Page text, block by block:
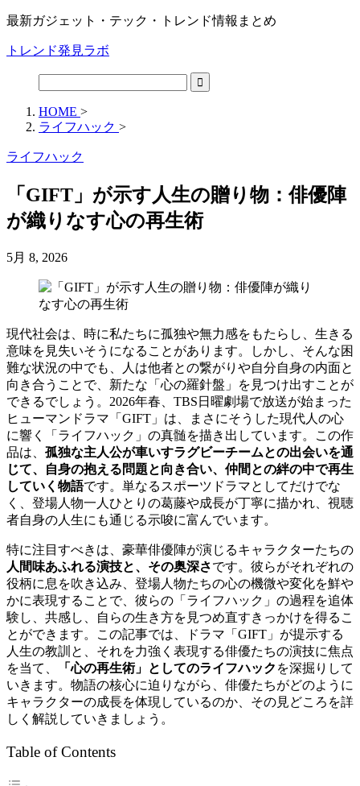
最新ガジェット・テック・トレンド情報まとめ
トレンド発見ラボ
HOME >
ライフハック >
ライフハック
「GIFT」が示す人生の贈り物：俳優陣
が織りなす心の再生術
5月 8, 2026
現代社会は、時に私たちに孤独や無力感をもたらし、生きる
意味を見失いそうになることがあります。しかし、そんな困
難な状況の中でも、人は他者との繋がりや自分自身の内面と
向き合うことで、新たな「心の羅針盤」を見つけ出すことが
できるでしょう。2026年春、TBS日曜劇場で放送が始まった
ヒューマンドラマ「GIFT」は、まさにそうした現代人の心
に響く「ライフハック」の真髄を描き出しています。この作
品は、 孤独な主人公が車いすラグビーチームとの出会いを通
じて、自身の抱える問題と向き合い、仲間との絆の中で再生
していく物語です。単なるスポーツドラマとしてだけでな
く、登場人物一人ひとりの葛藤や成長が丁寧に描かれ、視聴
者自身の人生にも通じる示唆に富んでいます。
特に注目すべきは、豪華俳優陣が演じるキャラクターたちの
人間味あふれる演技と、その奥深さです。彼らがそれぞれの
役柄に息を吹き込み、登場人物たちの心の機微や変化を鮮や
かに表現することで、彼らの「ライフハック」の過程を追体
験し、共感し、自らの生き方を見つめ直すきっかけを得るこ
とができます。この記事では、ドラマ「GIFT」が提示する
人生の教訓と、それを力強く表現する俳優たちの演技に焦点
を当て、
「心の再生術」としてのライフハック を深掘りして
いきます。物語の核心に迫りながら、俳優たちがどのように
キャラクターの成長を体現しているのか、その見どころを詳
しく解説していきましょう。
Table of Contents